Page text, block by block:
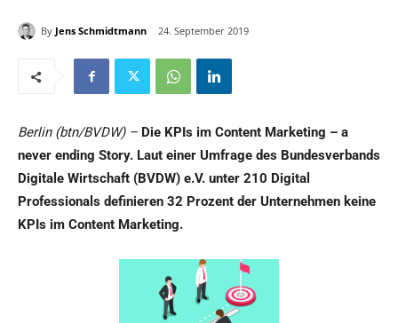
By Jens Schmidtmann 24. September 2019
Berlin (btn/BVDW) – Die KPIs im Content Marketing – a
never ending Story. Laut einer Umfrage des Bundesverbands
Digitale Wirtschaft (BVDW) e.V. unter 210 Digital
Professionals definieren 32 Prozent der Unternehmen keine
KPIs im Content Marketing.